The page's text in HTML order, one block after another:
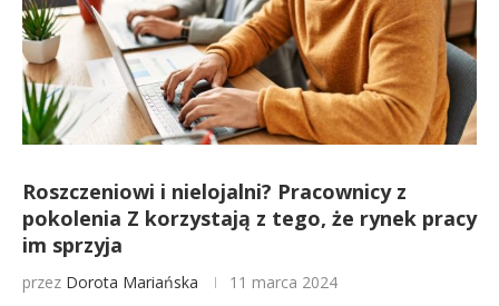
Roszczeniowi i nielojalni? Pracownicy z
pokolenia Z korzystają z tego, że rynek pracy
im sprzyja
przez Dorota Mariańska 11 marca 2024